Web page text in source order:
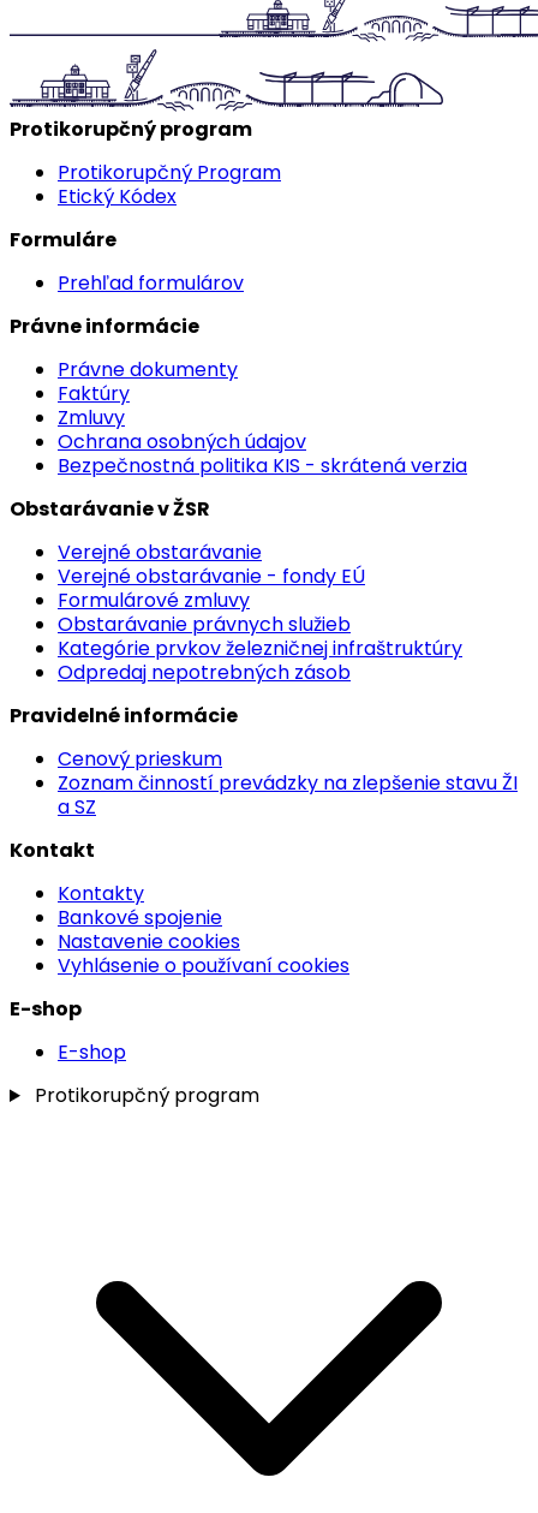
Protikorupčný program
Protikorupčný Program
Etický Kódex
Formuláre
Prehľad formulárov
Právne informácie
Právne dokumenty
Faktúry
Zmluvy
Ochrana osobných údajov
Bezpečnostná politika KIS - skrátená verzia
Obstarávanie v ŽSR
Verejné obstarávanie
Verejné obstarávanie - fondy EÚ
Formulárové zmluvy
Obstarávanie právnych služieb
Kategórie prvkov železničnej infraštruktúry
Odpredaj nepotrebných zásob
Pravidelné informácie
Cenový prieskum
Zoznam činností prevádzky na zlepšenie stavu ŽI
a SZ
Kontakt
Kontakty
Bankové spojenie
Nastavenie cookies
Vyhlásenie o používaní cookies
E-shop
E-shop
Protikorupčný program